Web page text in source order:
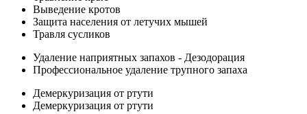
Выведение кротов
Защита населения от летучих мышей
Травля сусликов
Удаление наприятных запахов - Дезодорация
Профессиональное удаление трупного запаха
Демеркуризация от ртути
Демеркуризация от ртути